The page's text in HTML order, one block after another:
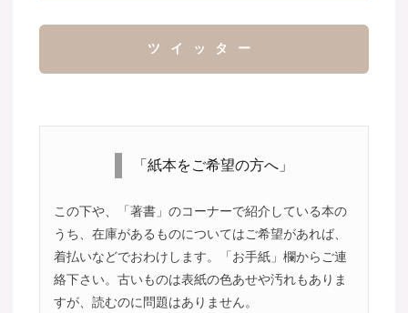
ツイッター
「紙本をご希望の方へ」
この下や、「著書」のコーナーで紹介している本の
うち、在庫があるものについてはご希望があれば、
着払いなどでおわけします。「お手紙」欄からご連
絡下さい。古いものは表紙の色あせや汚れもありま
すが、読むのに問題はありません。